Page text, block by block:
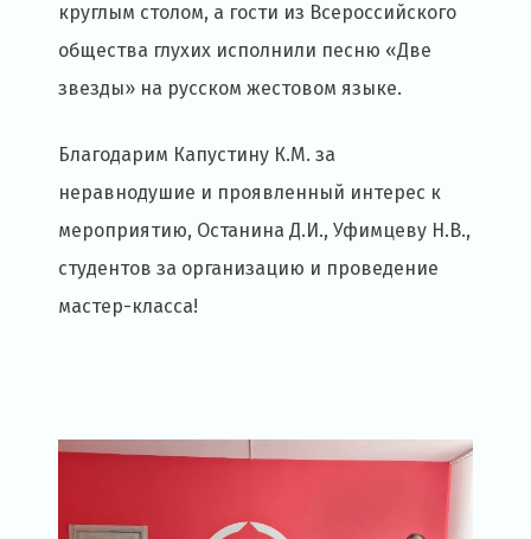
круглым столом, а гости из Всероссийского
общества глухих исполнили песню «Две
звезды» на русском жестовом языке.
Благодарим Капустину К.М. за
неравнодушие и проявленный интерес к
мероприятию, Останина Д.И., Уфимцеву Н.В.,
студентов за организацию и проведение
мастер-класса!